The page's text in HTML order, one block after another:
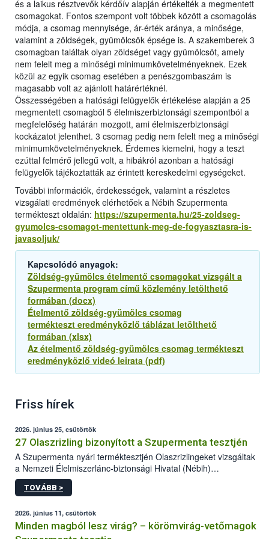
és a laikus résztvevők kérdőív alapján értékelték a megmentett
csomagokat. Fontos szempont volt többek között a csomagolás
módja, a csomag mennyisége, ár-érték aránya, a minősége,
valamint a zöldségek, gyümölcsök épsége is. A szakemberek 3
csomagban találtak olyan zöldséget vagy gyümölcsöt, amely
nem felelt meg a minőségi minimumkövetelményeknek. Ezek
közül az egyik csomag esetében a penészgombaszám is
magasabb volt az ajánlott határértéknél.
Összességében a hatósági felügyelők értékelése alapján a 25
megmentett csomagból 5 élelmiszerbiztonsági szempontból a
megfelelőség határán mozgott, ami élelmiszerbiztonsági
kockázatot jelenthet. 3 csomag pedig nem felelt meg a minőségi
minimumkövetelményeknek. Érdemes kiemelni, hogy a teszt
ezúttal felmérő jellegű volt, a hibákról azonban a hatósági
felügyelők tájékoztatták az érintett kereskedelmi egységeket.
További információk, érdekességek, valamint a részletes
vizsgálati eredmények elérhetőek a Nébih Szupermenta
termékteszt oldalán: https://szupermenta.hu/25-zoldseg-
gyumolcs-csomagot-mentettunk-meg-de-fogyasztasra-is-
javasoljuk/
Kapcsolódó anyagok:
Zöldség-gyümölcs ételmentő csomagokat vizsgált a
Szupermenta program című közlemény letölthető
formában (docx)
Ételmentő zöldség-gyümölcs csomag
termékteszt eredményközlő táblázat letölthető
formában (xlsx)
Az ételmentő zöldség-gyümölcs csomag termékteszt
eredményközlő videó leirata (pdf)
Friss hírek
2026. június 25, csütörtök
27 Olaszrizling bizonyított a Szupermenta tesztjén
A Szupermenta nyári terméktesztjén Olaszrizlingeket vizsgáltak
a Nemzeti Élelmiszerlánc-biztonsági Hivatal (Nébih)
szakemberei. Összesen 27 bor került „nagyító alá”, melyek az
élelmiszerbiztonsági és -minőségi vizsgálatok, valamint a
vizsgálaton az is kiderült, melyek a kóstolók által
legkedveltebbnek ítélt Olaszrizlingek.
TOVÁBB >
2026. június 11, csütörtök
Minden magból lesz virág? – körömvirág-vetőmagok